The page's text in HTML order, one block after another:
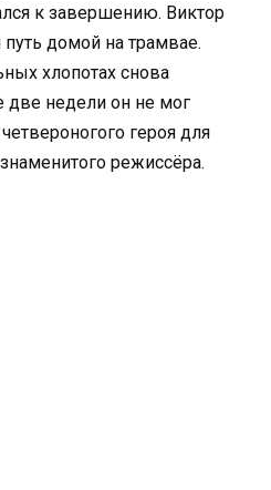
к завершению. Виктор
домой на трамвае.
хлопотах снова
две недели он не мог
героя для
режиссёра.